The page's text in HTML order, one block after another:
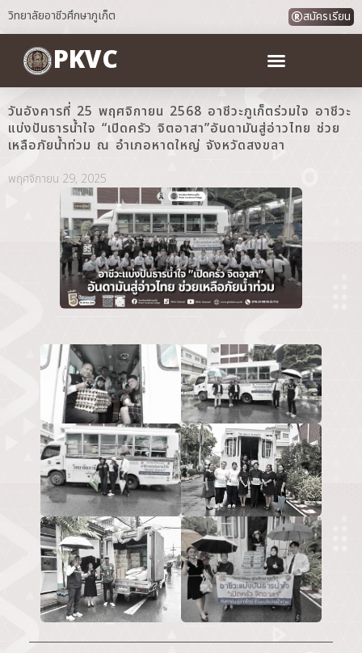
วิทยาลัยอาชีวศึกษาภูเก็ต สมัครเรียน
PKVC
วันอังคารที่ 25 พฤศจิกายน 2568 อาชีวะภูเก็ตร่วมใจ อาชีวะ
แบ่งปันธารน้ำใจ “เปิดครัว จิตอาสา”อันดามันสู่อ่าวไทย ช่วย
เหลือภัยน้ำท่วม ณ อำเภอหาดใหญ่ จังหวัดสงขลา
พฤศจิกายน 29, 2025